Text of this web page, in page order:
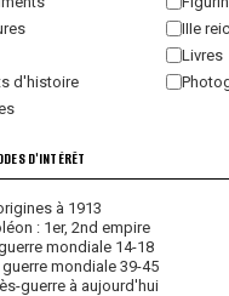
IIIe
Livres
d'histoire
D'INTÉRÊT
à 1913
: 1er, 2nd empire
mondiale 14-18
mondiale 39-45
guerre à aujourd'hui